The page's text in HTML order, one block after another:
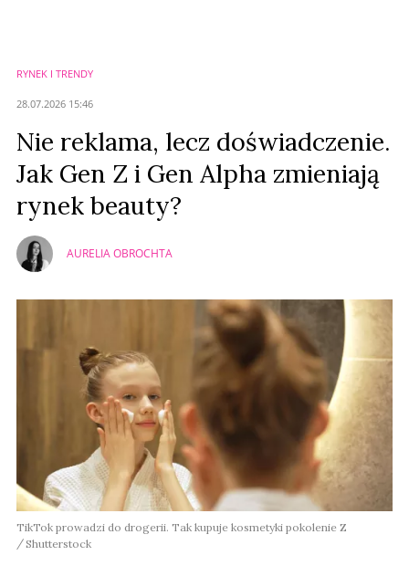
RYNEK I TRENDY
28.07.2026 15:46
Nie reklama, lecz doświadczenie.
Jak Gen Z i Gen Alpha zmieniają
rynek beauty?
AURELIA OBROCHTA
TikTok prowadzi do drogerii. Tak kupuje kosmetyki pokolenie Z
Shutterstock